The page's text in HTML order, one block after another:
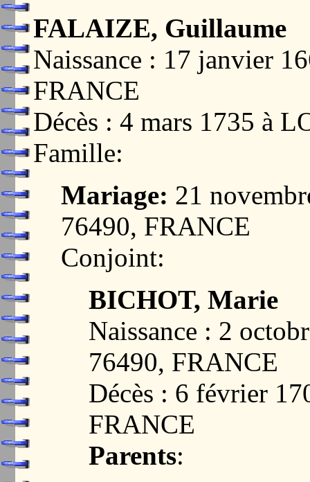
FALAIZE, Guillaume
Naissance : 17 janvier
FRANCE
Décès : 4 mars 1735 à
Famille:
Mariage: 21
76490, FRANCE
Conjoint:
BICHOT, Marie
Naissance : 2
76490, FRANCE
Décès : 6 février
FRANCE
Parents: